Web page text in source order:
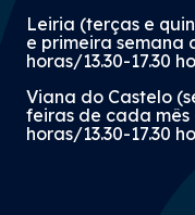
Leiria (terças e
e primeira semana
horas/13.30-17.30
Viana do Castelo
feiras de cada mês
horas/13.30-17.30